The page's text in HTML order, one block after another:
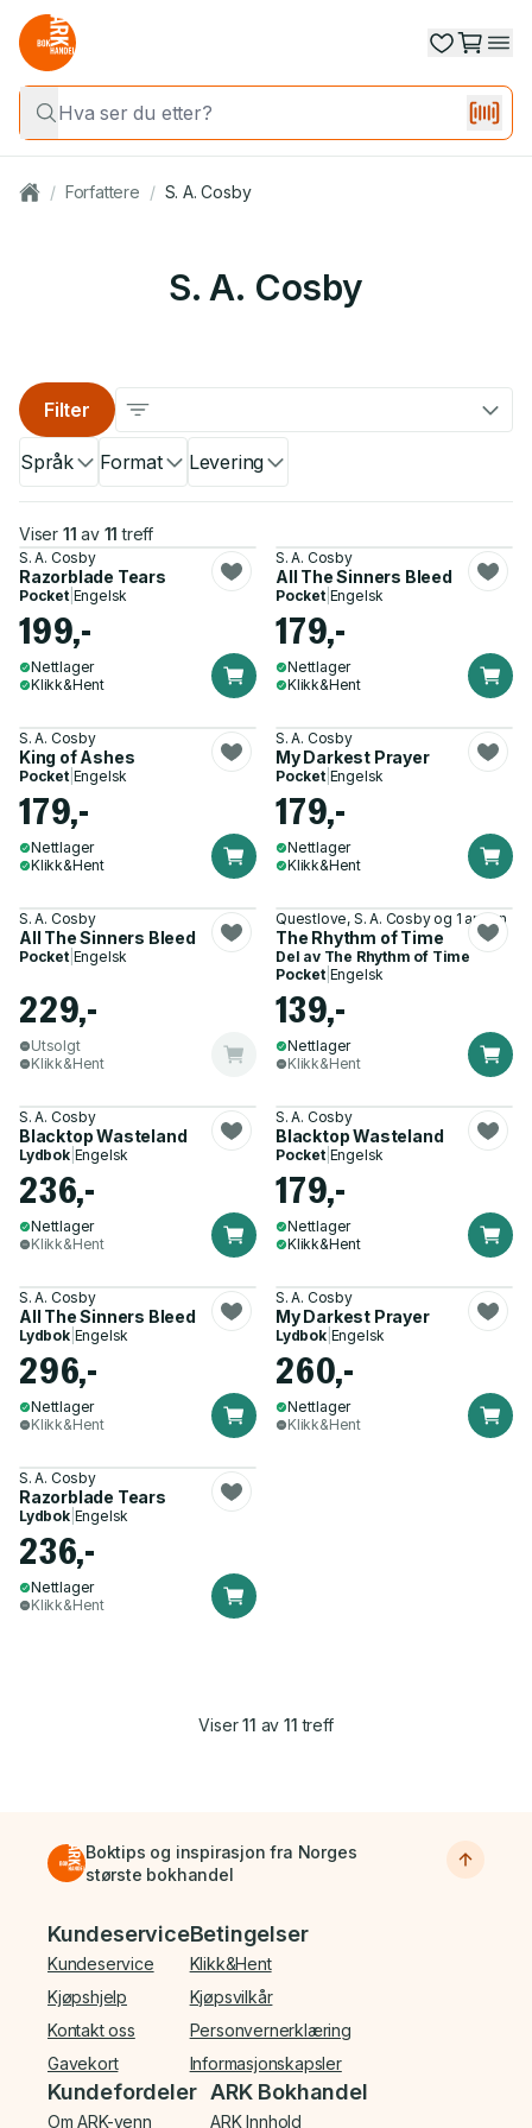
/ Forfattere / S. A. Cosby
S. A. Cosby
Språk Format Levering
Filter
Viser 11 av 11 treff
S. A. Cosby
Razorblade Tears
Pocket| Engelsk
199,-
Nettlager
Klikk&Hent
S. A. Cosby
All The Sinners Bleed
Pocket| Engelsk
179,-
Nettlager
Klikk&Hent
S. A. Cosby
King of Ashes
Pocket| Engelsk
179,-
Nettlager
Klikk&Hent
S. A. Cosby
My Darkest Prayer
Pocket| Engelsk
179,-
Nettlager
Klikk&Hent
S. A. Cosby
All The Sinners Bleed
Pocket| Engelsk
229,-
Utsolgt
Klikk&Hent
Questlove, S. A. Cosby og 1 annen
The Rhythm of Time
Del av The Rhythm of Time
Pocket| Engelsk
139,-
Nettlager
Klikk&Hent
S. A. Cosby
Blacktop Wasteland
Lydbok| Engelsk
236,-
Nettlager
Klikk&Hent
S. A. Cosby
Blacktop Wasteland
Pocket| Engelsk
179,-
Nettlager
Klikk&Hent
S. A. Cosby
All The Sinners Bleed
Lydbok| Engelsk
296,-
Nettlager
Klikk&Hent
S. A. Cosby
My Darkest Prayer
Lydbok| Engelsk
260,-
Nettlager
Klikk&Hent
S. A. Cosby
Razorblade Tears
Lydbok| Engelsk
236,-
Nettlager
Klikk&Hent
Viser11 av 11 treff
Boktips og inspirasjon fra Norges
største bokhandel
Bunnmeny
Kundeservice
Kundeservice
Kjøpshjelp
Kontakt oss
Gavekort
Betingelser
Klikk&Hent
Kjøpsvilkår
Personvernerklæring
Informasjonskapsler
Kundefordeler
Om ARK-venn
ARK Bokhandel
ARK Innhold